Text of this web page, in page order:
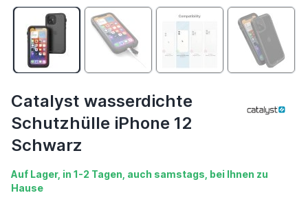
Catalyst wasserdichte
Schutzhülle iPhone 12
Schwarz
Auf Lager, in 1-2 Tagen, auch samstags, bei Ihnen zu
Hause